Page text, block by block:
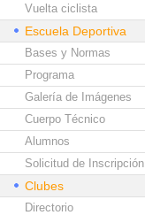
Vuelta ciclista
Escuela Deportiva
Bases y Normas
Programa
Galería de Imágenes
Cuerpo Técnico
Alumnos
Solicitud de Inscripción
Clubes
Directorio